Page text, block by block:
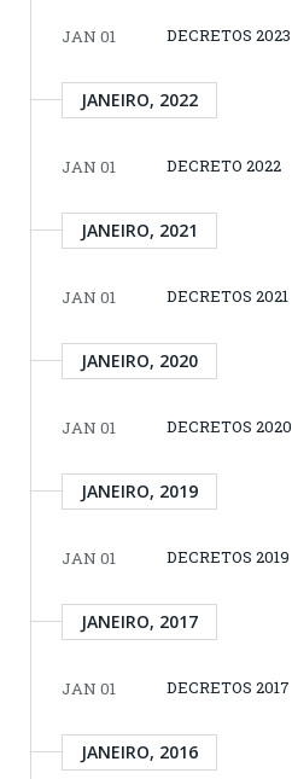
JAN 01 DECRETOS 2023
JANEIRO, 2022
JAN 01 DECRETO 2022
JANEIRO, 2021
JAN 01 DECRETOS 2021
JANEIRO, 2020
JAN 01 DECRETOS 2020
JANEIRO, 2019
JAN 01 DECRETOS 2019
JANEIRO, 2017
JAN 01 DECRETOS 2017
JANEIRO, 2016